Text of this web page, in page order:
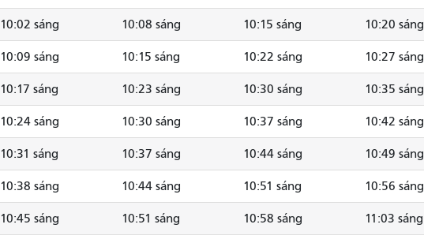
10:02 sáng 10:08 sáng 10:15 sáng 10:20 sáng
10:09 sáng 10:15 sáng 10:22 sáng 10:27 sáng
10:17 sáng 10:23 sáng 10:30 sáng 10:35 sáng
10:24 sáng 10:30 sáng 10:37 sáng 10:42 sáng
10:31 sáng 10:37 sáng 10:44 sáng 10:49 sáng
10:38 sáng 10:44 sáng 10:51 sáng 10:56 sáng
10:45 sáng 10:51 sáng 10:58 sáng 11:03 sáng